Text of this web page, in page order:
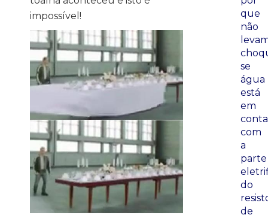
impossível!
que
não
se
água
está
em
com
a
parte
do
de